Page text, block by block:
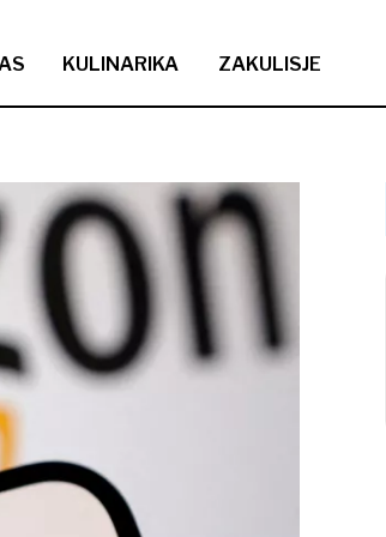
KULINARIKA ZAKULISJE